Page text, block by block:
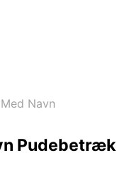
Navn
Pudebetræk